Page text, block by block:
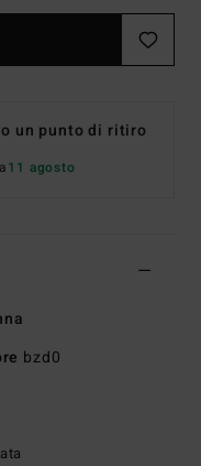
un punto di ritiro
11 agosto
bzd0